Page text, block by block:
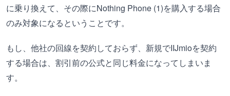
に乗り換えて、その際にNothing Phone (1)を購入する場合
のみ対象になるということです。
もし、他社の回線を契約しておらず、新規でIIJmioを契約
する場合は、割引前の公式と同じ料金になってしまいま
す。